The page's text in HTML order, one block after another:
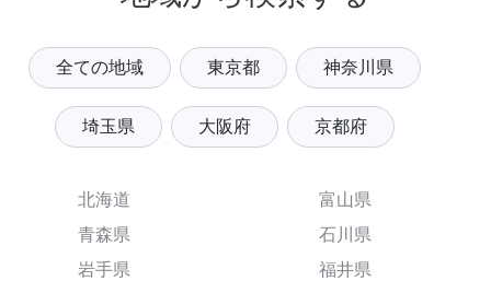
全ての地域 東京都 神奈川県
埼玉県 大阪府 京都府
北海道
青森県
岩手県
富山県
石川県
福井県